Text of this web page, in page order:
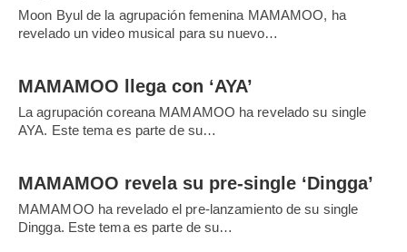
Moon Byul de la agrupación femenina MAMAMOO, ha
revelado un video musical para su nuevo…
MAMAMOO llega con ‘AYA’
La agrupación coreana MAMAMOO ha revelado su single
AYA. Este tema es parte de su…
MAMAMOO revela su pre-single ‘Dingga’
MAMAMOO ha revelado el pre-lanzamiento de su single
Dingga. Este tema es parte de su…